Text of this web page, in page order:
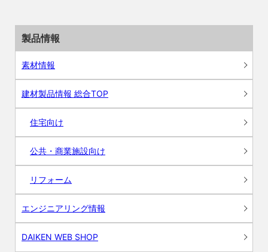
製品情報
素材情報
建材製品情報 総合TOP
住宅向け
公共・商業施設向け
リフォーム
エンジニアリング情報
DAIKEN WEB SHOP